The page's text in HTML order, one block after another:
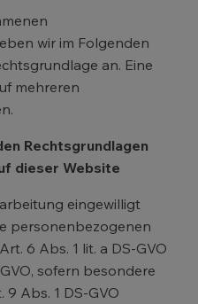
wir im Folgenden
an. Eine
mehreren
Rechtsgrundlagen
dieser Website
eingewilligt
personenbezogenen
6 Abs. 1 lit. a DS-GVO
sofern besondere
Abs. 1 DS-GVO